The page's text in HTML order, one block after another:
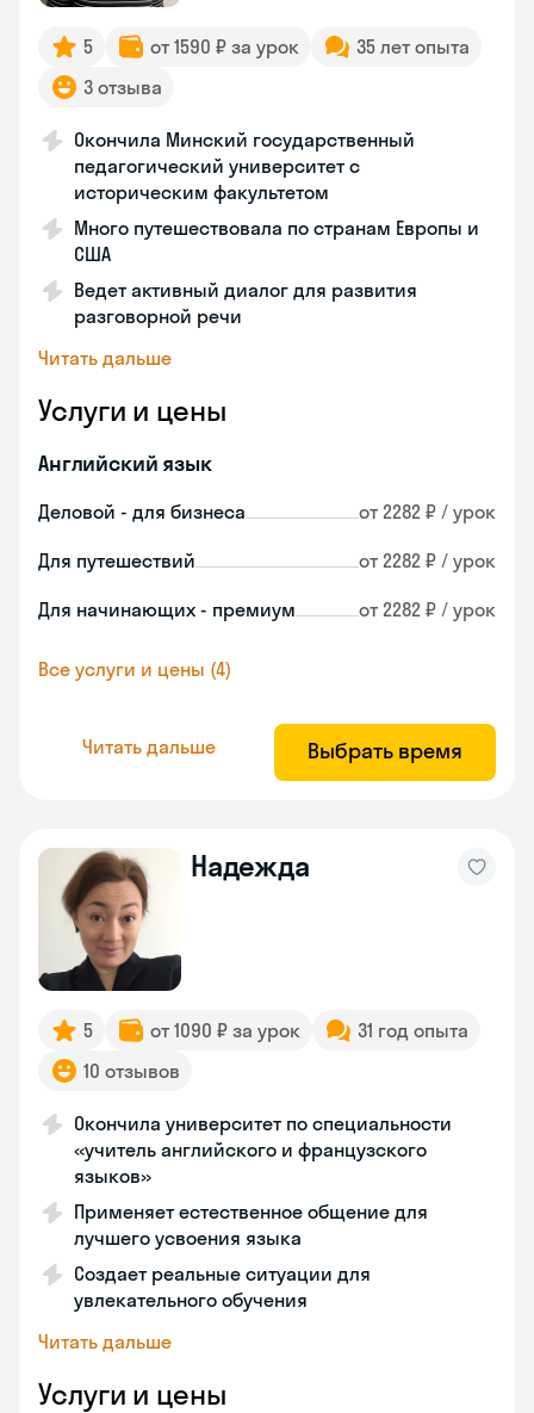
5 от 1590 ₽ за урок
35 лет опыта
3 отзыва
Окончила Минский государственный
педагогический университет с
историческим факультетом
Много путешествовала по странам Европы и
США
Ведет активный диалог для развития
разговорной речи
Читать дальше
Услуги и цены
Английский язык
Деловой - для бизнеса от 2282 ₽ / урок
Для путешествий от 2282 ₽ / урок
Для начинающих - премиум от 2282 ₽ / урок
Все услуги и цены (4)
Читать дальше Выбрать время
Надежда
5 от 1090 ₽ за урок
31 год опыта
10 отзывов
Окончила университет по специальности
«учитель английского и французского
языков»
Применяет естественное общение для
лучшего усвоения языка
Создает реальные ситуации для
увлекательного обучения
Читать дальше
Услуги и цены